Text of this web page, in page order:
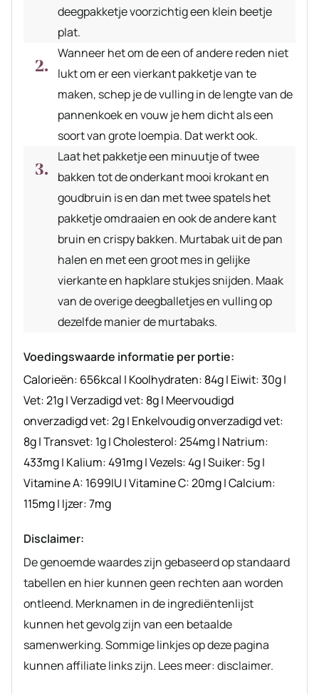
deegpakketje voorzichtig een klein beetje
plat.
Wanneer het om de een of andere reden niet
lukt om er een vierkant pakketje van te
maken, schep je de vulling in de lengte van de
pannenkoek en vouw je hem dicht als een
soort van grote loempia. Dat werkt ook.
Laat het pakketje een minuutje of twee
bakken tot de onderkant mooi krokant en
goudbruin is en dan met twee spatels het
pakketje omdraaien en ook de andere kant
bruin en crispy bakken. Murtabak uit de pan
halen en met een groot mes in gelijke
vierkante en hapklare stukjes snijden. Maak
van de overige deegballetjes en vulling op
dezelfde manier de murtabaks.
Voedingswaarde informatie per portie:
Calorieën: 656kcal | Koolhydraten: 84g| Eiwit:30g|
Vet:21g|Verzadigd vet: 8g| Meervoudigd
onverzadigd vet:2g| Enkelvoudig onverzadigd vet:
8g|Transvet: 1g|Cholesterol:254mg| Natrium:
433mg| Kalium:491mg|Vezels:4g|Suiker: 5g|
Vitamine A: 1699IU|Vitamine C:20mg|Calcium:
115mg| Ijzer:7mg
Disclaimer:
De genoemde waardes zijn gebaseerd op standaard
tabellen en hier kunnen geen rechten aan worden
ontleend. Merknamen in de ingrediëntenlijst
kunnen het gevolg zijn van een betaalde
samenwerking. Sommige linkjes op deze pagina
kunnen affiliate links zijn. Lees meer: disclaimer.